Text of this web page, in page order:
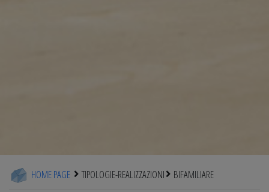
HOME PAGE TIPOLOGIE-REALIZZAZIONI BIFAMILIARE